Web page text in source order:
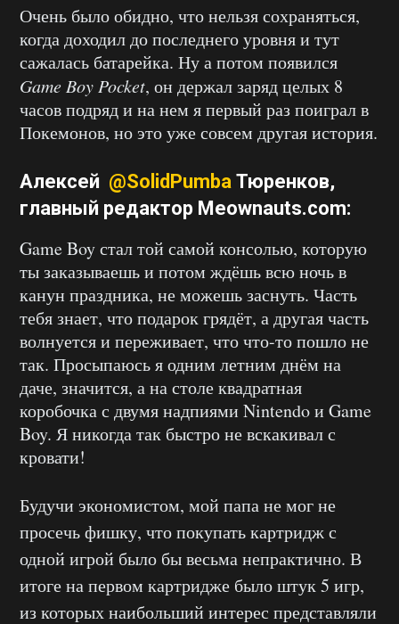
Очень было обидно, что нельзя сохраняться,
когда доходил до последнего уровня и тут
сажалась батарейка. Ну а потом появился
Game Boy Pocket, он держал заряд целых 8
часов подряд и на нем я первый раз поиграл в
Покемонов, но это уже совсем другая история.
Алексей @SolidPumba Тюренков,
главный редактор Meownauts.com:
Game Boy стал той самой консолью, которую
ты заказываешь и потом ждёшь всю ночь в
канун праздника, не можешь заснуть. Часть
тебя знает, что подарок грядёт, а другая часть
волнуется и переживает, что что-то пошло не
так. Просыпаюсь я одним летним днём на
даче, значится, а на столе квадратная
коробочка с двумя надпиями Nintendo и Game
Boy. Я никогда так быстро не вскакивал с
кровати!
Будучи экономистом, мой папа не мог не
просечь фишку, что покупать картридж с
одной игрой было бы весьма непрактично. В
итоге на первом картридже было штук 5 игр,
из которых наибольший интерес представляли